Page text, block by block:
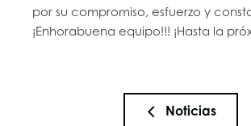
por su compromiso, esfuerzo y
¡Enhorabuena equipo!!! ¡Hasta la
Noticias